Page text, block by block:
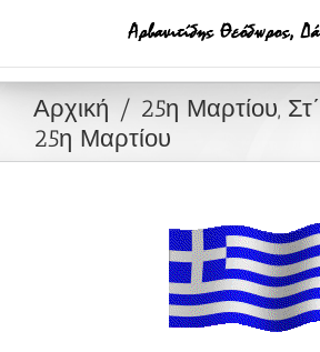
Αρχική
25η Μαρτίου, Στ΄
25η Μαρτίου